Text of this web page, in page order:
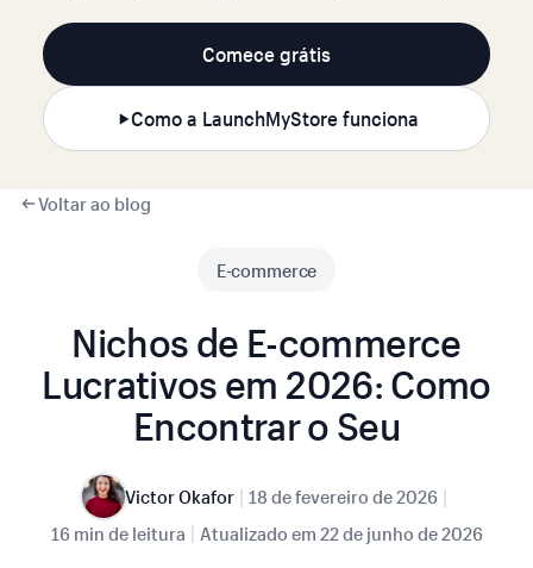
Comece grátis
Como a LaunchMyStore funciona
Voltar ao blog
E-commerce
Nichos de E-commerce
Lucrativos em 2026: Como
Encontrar o Seu
Victor Okafor | 18 de fevereiro de 2026 |
16 min de leitura | Atualizado em 22 de junho de 2026